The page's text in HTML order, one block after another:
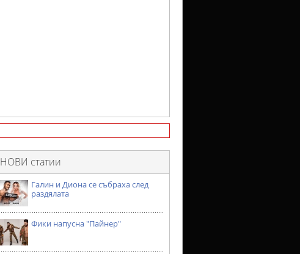
НОВИ статии
Галин и Диона се събраха след
раздялата
Фики напусна "Пайнер"